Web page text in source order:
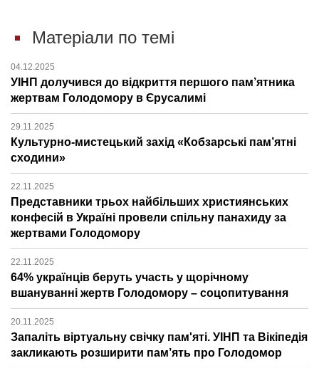
Матеріали по темі
04.12.2025
УІНП долучився до відкриття першого пам’ятника
жертвам Голодомору в Єрусалимі
29.11.2025
Культурно-мистецький захід «Кобзарські пам’ятні
сходини»
22.11.2025
Представники трьох найбільших християнських
конфесій в Україні провели спільну панахиду за
жертвами Голодомору
22.11.2025
64% українців беруть участь у щорічному
вшануванні жертв Голодомору – соцопитування
20.11.2025
Запаліть віртуальну свічку пам'яті. УІНП та Вікіпедія
закликають розширити пам’ять про Голодомор